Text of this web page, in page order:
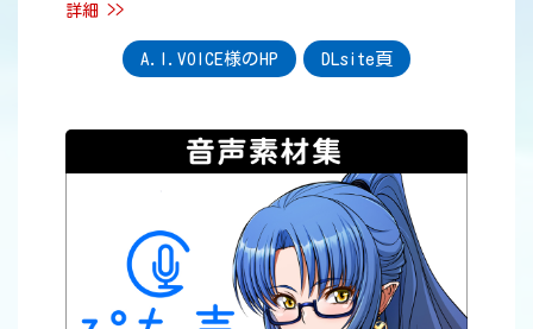
詳細 >>
A.I.VOICE様のHP DLsite頁